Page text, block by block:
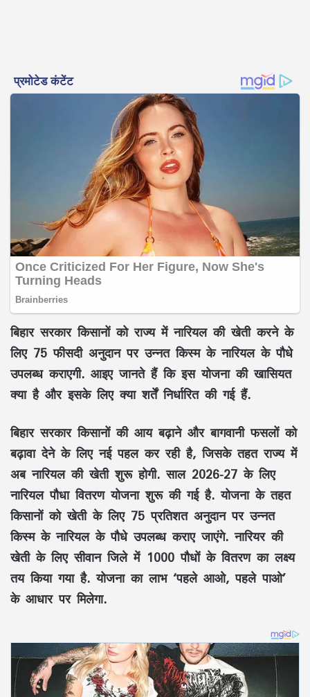
बिहार सरकार किसानों को राज्य में नारियल की खेती करने के
लिए 75 फीसदी अनुदान पर उन्नत किस्म के नारियल के पौधे
उपलब्ध कराएगी. आइए जानते हैं कि इस योजना की खासियत
क्या है और इसके लिए क्या शर्तें निर्धारित की गई हैं.
बिहार सरकार किसानों की आय बढ़ाने और बागवानी फसलों को
बढ़ावा देने के लिए नई पहल कर रही है, जिसके तहत राज्य में
अब नारियल की खेती शुरू होगी. साल 2026-27 के लिए
नारियल पौधा वितरण योजना शुरू की गई है. योजना के तहत
किसानों को खेती के लिए 75 प्रतिशत अनुदान पर उन्नत
किस्म के नारियल के पौधे उपलब्ध कराए जाएंगे. नारियर की
खेती के लिए सीवान जिले में 1000 पौधों के वितरण का लक्ष्य
तय किया गया है. योजना का लाभ ‘पहले आओ, पहले पाओ’
के आधार पर मिलेगा.